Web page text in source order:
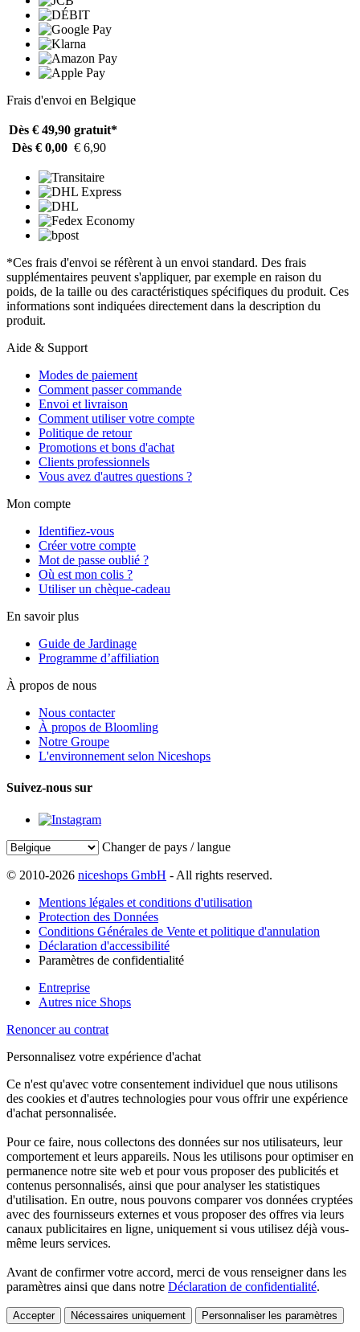
Frais d'envoi en Belgique
Dès € 49,90 gratuit*
Dès € 0,00 € 6,90
*Ces frais d'envoi se réfèrent à un envoi standard. Des frais
supplémentaires peuvent s'appliquer, par exemple en raison du
poids, de la taille ou des caractéristiques spécifiques du produit. Ces
informations sont indiquées directement dans la description du
produit.
Aide & Support
Modes de paiement
Comment passer commande
Envoi et livraison
Comment utiliser votre compte
Politique de retour
Promotions et bons d'achat
Clients professionnels
Vous avez d'autres questions ?
Mon compte
Identifiez-vous
Créer votre compte
Mot de passe oublié ?
Où est mon colis ?
Utiliser un chèque-cadeau
En savoir plus
Guide de Jardinage
Programme d’affiliation
À propos de nous
Nous contacter
À propos de Bloomling
Notre Groupe
L'environnement selon Niceshops
Suivez-nous sur
Changer de pays / langue
© 2010-2026 niceshops GmbH - All rights reserved.
Mentions légales et conditions d'utilisation
Protection des Données
Conditions Générales de Vente et politique d'annulation
Déclaration d'accessibilité
Paramètres de confidentialité
Entreprise
Autres nice Shops
Renoncer au contrat
Personnalisez votre expérience d'achat
Ce n'est qu'avec votre consentement individuel que nous utilisons
des cookies et d'autres technologies pour vous offrir une expérience
d'achat personnalisée.
Pour ce faire, nous collectons des données sur nos utilisateurs, leur
comportement et leurs appareils. Nous les utilisons pour optimiser en
permanence notre site web et pour vous proposer des publicités et
contenus personnalisés, ainsi que pour analyser les statistiques
d'utilisation. En outre, nous pouvons comparer vos données cryptées
avec des fournisseurs externes et vous proposer des offres via leurs
canaux publicitaires en ligne, uniquement si vous utilisez déjà vous-
même leurs services.
Avant de confirmer votre accord, merci de vous renseigner dans les
paramètres ainsi que dans notre Déclaration de confidentialité.
Accepter Nécessaires uniquement Personnaliser les paramètres